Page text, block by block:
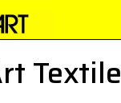
Textile